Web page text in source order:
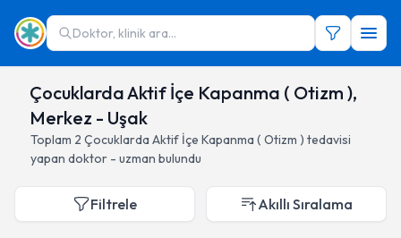
Doktor, klinik ara...
Çocuklarda Aktif İçe Kapanma ( Otizm ),
Merkez - Uşak
Toplam 2 Çocuklarda Aktif İçe Kapanma ( Otizm ) tedavisi
yapan doktor - uzman bulundu
Filtrele Akıllı Sıralama